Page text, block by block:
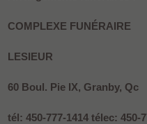
COMPLEXE FUNÉRAIRE
LESIEUR
60 Boul. Pie IX, Granby, Qc
tél: 450-777-1414 télec: 450-